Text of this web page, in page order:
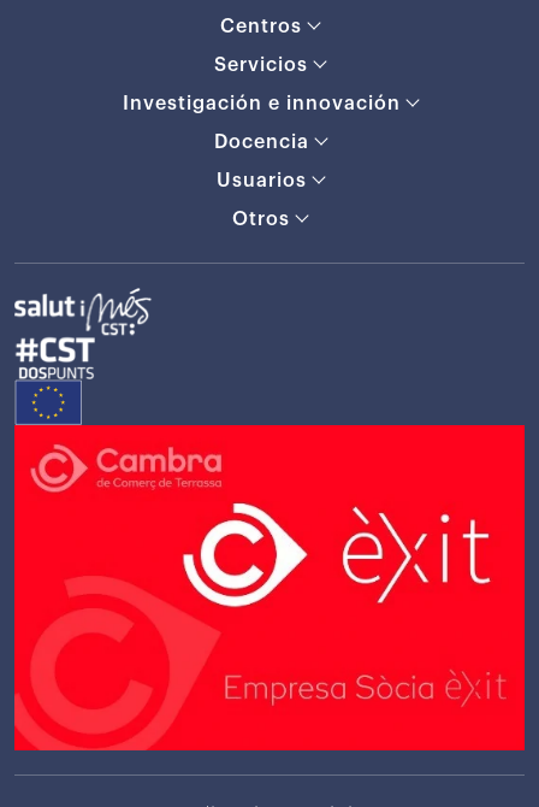
Centros
Servicios
Investigación e innovación
Docencia
Usuarios
Otros